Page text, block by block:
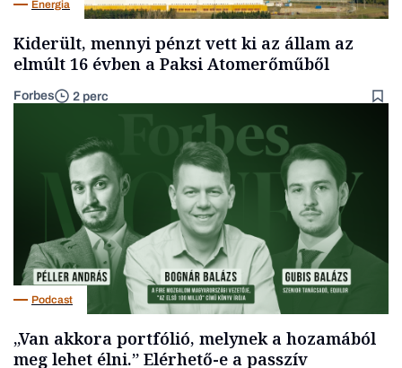
Energia
Kiderült, mennyi pénzt vett ki az állam az
elmúlt 16 évben a Paksi Atomerőműből
Forbes 2 perc
Podcast
„Van akkora portfólió, melynek a hozamából
meg lehet élni.” Elérhető-e a passzív